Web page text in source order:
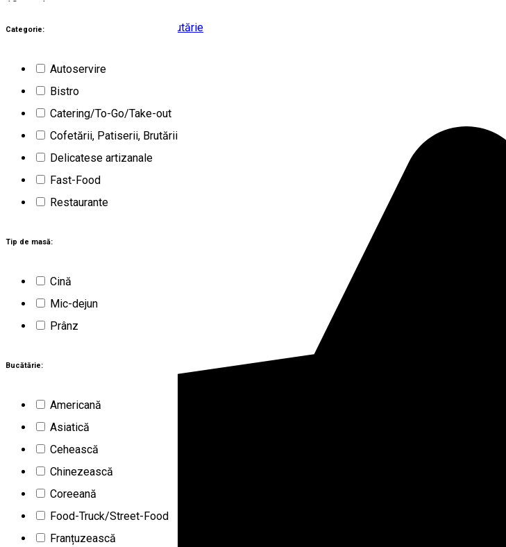
Categorie:
Autoservire
Bistro
Catering/To-Go/Take-out
Cofetării, Patiserii, Brutării
Delicatese artizanale
Fast-Food
Restaurante
Tip de masă:
Cină
Mic-dejun
Prânz
Bucătărie:
Americană
Asiatică
Cehească
Chinezească
Coreeană
Food-Truck/Street-Food
Franțuzească
10
rezultate
Braşov (BV)
Cofetărie, Patiserie, Brutărie
Brutăria Simplu